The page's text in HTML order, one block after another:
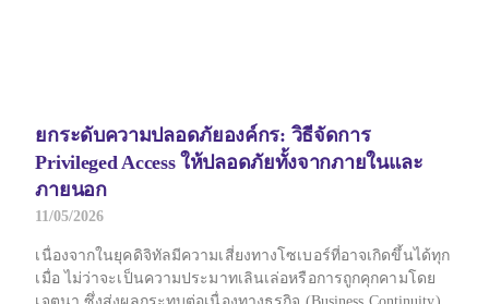
ยกระดับความปลอดภัยองค์กร: วิธีจัดการ
Privileged Access ให้ปลอดภัยทั้งจากภายในและ
ภายนอก
11/05/2026
เนื่องจากในยุคดิจิทัลมีความเสี่ยงทางโซเบอร์ที่อาจเกิดขึ้นได้ทุก
เมื่อ ไม่ว่าจะเป็นความประมาทเลินเล่อหรือการถูกคุกคามโดย